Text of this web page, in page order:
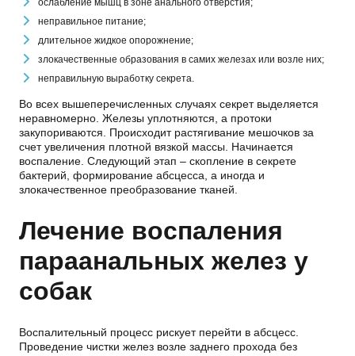
ослабление мышц в зоне анального отверстия;
неправильное питание;
длительное жидкое опорожнение;
злокачественные образования в самих железах или возле них;
неправильную выработку секрета.
Во всех вышеперечисленных случаях секрет выделяется
неравномерно. Железы уплотняются, а протоки
закупориваются. Происходит растягивание мешочков за
счет увеличения плотной вязкой массы. Начинается
воспаление. Следующий этап – скопление в секрете
бактерий, формирование абсцесса, а иногда и
злокачественное преобразование тканей.
Лечение воспаления
параанальных желез у
собак
Воспалительный процесс рискует перейти в абсцесс.
Проведение чистки желез возле заднего прохода без